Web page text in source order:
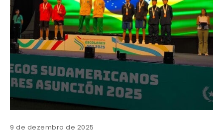
9 de dezembro de 2025